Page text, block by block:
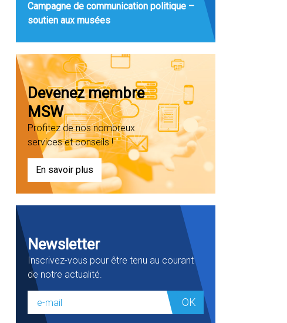
Campagne de communication politique –
soutien aux musées
Devenez membre
MSW
Profitez de nos nombreux
services et conseils !
En savoir plus
Newsletter
Inscrivez-vous pour être tenu au courant
de notre actualité.
OK